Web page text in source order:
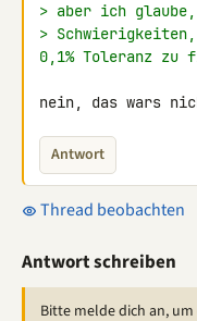
> aber ich
>
0,1% Toleranz zu
nein, das wars
Antwort
Thread beobachten
Antwort schreiben
Bitte melde dich an,